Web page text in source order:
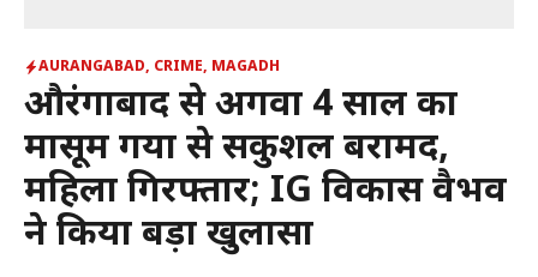
AURANGABAD, CRIME, MAGADH
औरंगाबाद से अगवा 4 साल का
मासूम गया से सकुशल बरामद,
महिला गिरफ्तार; IG विकास वैभव
ने किया बड़ा खुलासा